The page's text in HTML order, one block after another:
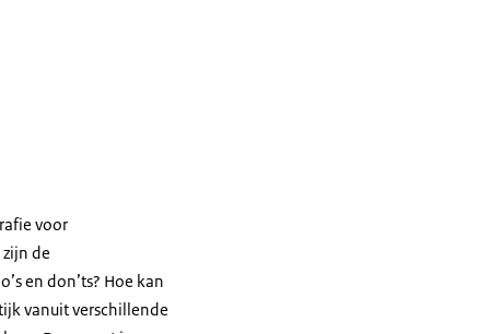
voor
de
en don’ts? Hoe kan
vanuit verschillende